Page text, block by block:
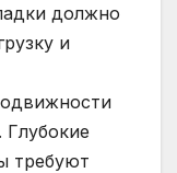
должно
и
требуют